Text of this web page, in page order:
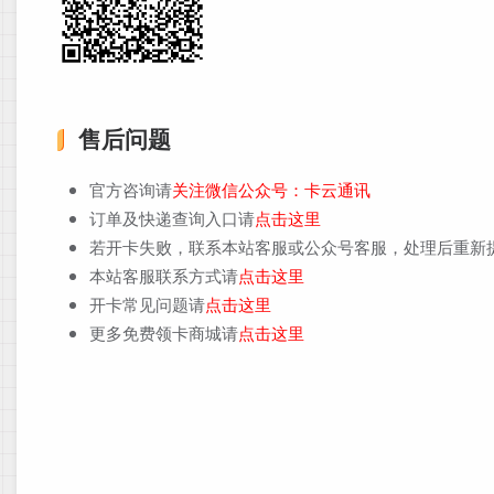
售后问题
官方咨询请关注微信公众号：卡云通讯
订单及快递查询入口请点击这里
若开卡失败，联系本站客服或公众号客服，处理后重新
本站客服联系方式请点击这里
开卡常见问题请点击这里
更多免费领卡商城请点击这里